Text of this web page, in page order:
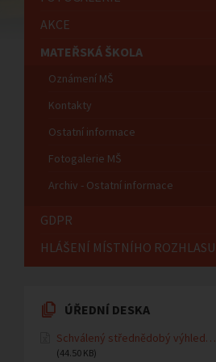
AKCE
MATEŘSKÁ ŠKOLA
Oznámení MŠ
Kontakty
Ostatní informace
Fotogalerie MŠ
Archiv - Ostatní informace
GDPR
HLÁŠENÍ MÍSTNÍHO ROZHLASU
ÚŘEDNÍ DESKA
Schválený střednědobý výhled…
(44.50 KB)